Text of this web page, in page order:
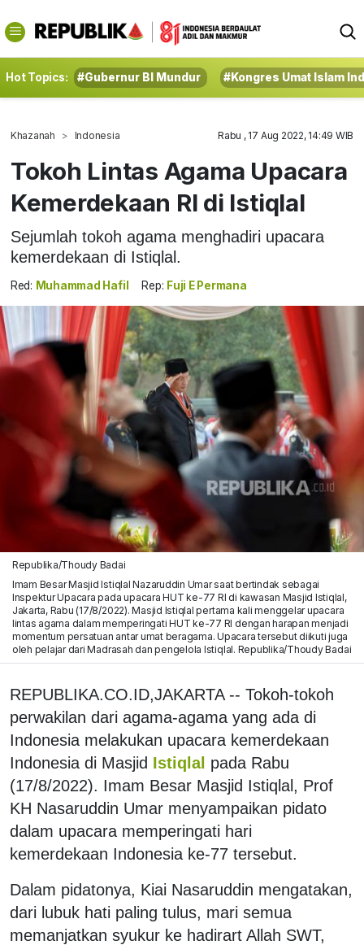
Hot Topics: #Gubernur BI Mundur #Kongres Umat Islam
Khazanah Indonesia Rabu , 17 Aug 2022, 14:49 WIB
Tokoh Lintas Agama Upacara
Kemerdekaan RI di Istiqlal
Sejumlah tokoh agama menghadiri upacara
kemerdekaan di Istiqlal.
Red: Muhammad Hafil Rep: Fuji E Permana
Republika/Thoudy Badai
Imam Besar Masjid Istiqlal Nazaruddin Umar saat bertindak sebagai
Inspektur Upacara pada upacara HUT ke-77 RI di kawasan Masjid Istiqlal,
Jakarta, Rabu (17/8/2022). Masjid Istiqlal pertama kali menggelar upacara
lintas agama dalam memperingati HUT ke-77 RI dengan harapan menjadi
momentum persatuan antar umat beragama. Upacara tersebut diikuti juga
oleh pelajar dari Madrasah dan pengelola Istiqlal. Republika/Thoudy Badai
REPUBLIKA.CO.ID,JAKARTA -- Tokoh-tokoh
perwakilan dari agama-agama yang ada di
Indonesia melakukan upacara kemerdekaan
Indonesia di Masjid Istiqlal pada Rabu
(17/8/2022). Imam Besar Masjid Istiqlal, Prof
KH Nasaruddin Umar menyampaikan pidato
dalam upacara memperingati hari
kemerdekaan Indonesia ke-77 tersebut.
Dalam pidatonya, Kiai Nasaruddin mengatakan,
dari lubuk hati paling tulus, mari semua
memanjatkan syukur ke hadirart Allah SWT,